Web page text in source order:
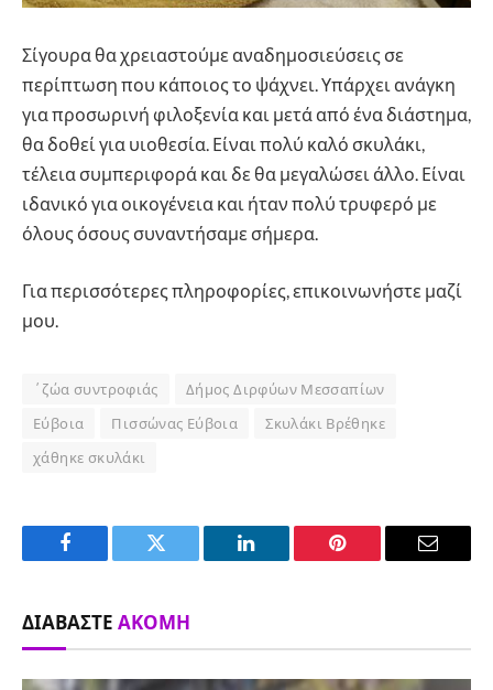
Σίγουρα θα χρειαστούμε αναδημοσιεύσεις σε
περίπτωση που κάποιος το ψάχνει. Υπάρχει ανάγκη
για προσωρινή φιλοξενία και μετά από ένα διάστημα,
θα δοθεί για υιοθεσία. Είναι πολύ καλό σκυλάκι,
τέλεια συμπεριφορά και δε θα μεγαλώσει άλλο. Είναι
ιδανικό για οικογένεια και ήταν πολύ τρυφερό με
όλους όσους συναντήσαμε σήμερα.
Για περισσότερες πληροφορίες, επικοινωνήστε μαζί
μου.
΄ζώα συντροφιάς
Δήμος Διρφύων Μεσσαπίων
Εύβοια
Πισσώνας Εύβοια
Σκυλάκι Βρέθηκε
χάθηκε σκυλάκι
Facebook Twitter LinkedIn Pinterest Email
ΔΙΑΒΆΣΤΕ ΑΚΌΜΗ